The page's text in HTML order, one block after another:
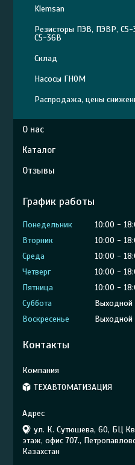
Klemsan
Резисторы ПЭВ, ПЭВР, С5-
С5-36В
Склад
Насосы ГНОМ
Распродажа, цены
О нас
Каталог
Отзывы
График работы
Понедельник 10:00
Вторник
10:00
Среда
10:00
Четверг
10:00
Пятница
10:00
Суббота
Выходной
Воскресенье
Выходной
Контакты
ТЕХАВТОМАТИЗАЦИЯ
ул. К. Сутюшева, 60, БЦ
этаж, офис 707.,
Казахстан